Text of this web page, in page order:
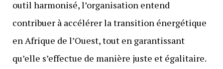
outil harmonisé, l’organisation entend
contribuer à accélérer la transition énergétique
en Afrique de l’Ouest, tout en garantissant
qu’elle s’effectue de manière juste et égalitaire.